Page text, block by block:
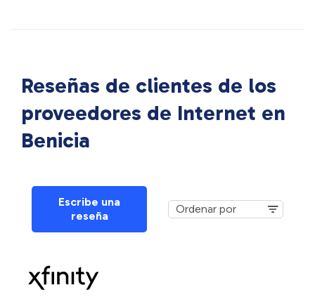
Reseñas de clientes de los
proveedores de Internet en
Benicia
Escribe una
reseña